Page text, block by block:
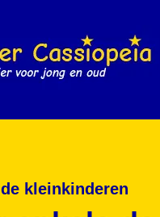
kleinkinderen